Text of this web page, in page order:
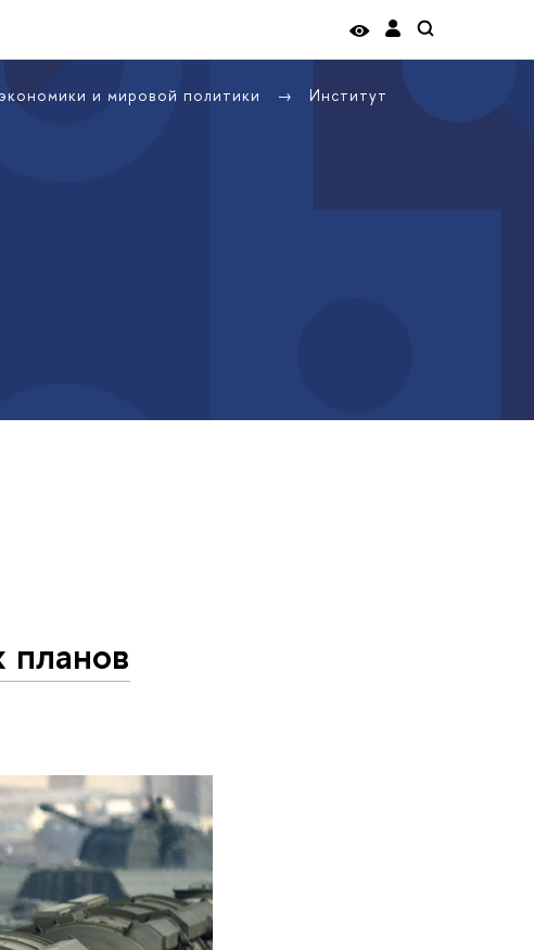
и мировой политики
Институт
планов